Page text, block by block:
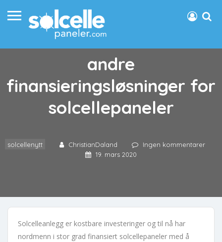
Det kan bli behov for
andre
finansieringsløsninger for
solcellepaneler
solcellenytt ChristianDaland
Ingen kommentarer
19. mars 2020
Solcelleanlegg er kostbare investeringer og til nå har
nordmenn i stor grad finansiert solcellepaneler med å